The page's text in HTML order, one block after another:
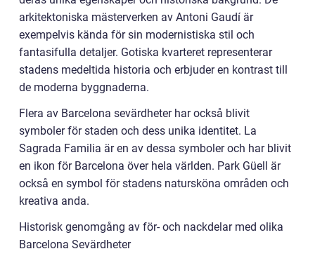
arkitektoniska mästerverken av Antoni Gaudí är
exempelvis kända för sin modernistiska stil och
fantasifulla detaljer. Gotiska kvarteret representerar
stadens medeltida historia och erbjuder en kontrast till
de moderna byggnaderna.
Flera av Barcelona sevärdheter har också blivit
symboler för staden och dess unika identitet. La
Sagrada Familia är en av dessa symboler och har blivit
en ikon för Barcelona över hela världen. Park Güell är
också en symbol för stadens natursköna områden och
kreativa anda.
Historisk genomgång av för- och nackdelar med olika
Barcelona Sevärdheter